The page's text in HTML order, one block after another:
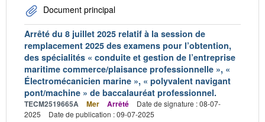
Document principal
Arrêté du 8 juillet 2025 relatif à la session de
remplacement 2025 des examens pour l’obtention,
des spécialités « conduite et gestion de l’entreprise
maritime commerce/plaisance professionnelle », «
Électromécanicien marine », « polyvalent navigant
pont/machine » de baccalauréat professionnel.
TECM2519665A Mer Arrêté
Date de signature : 08-07-
2025
Date de publication : 09-07-2025